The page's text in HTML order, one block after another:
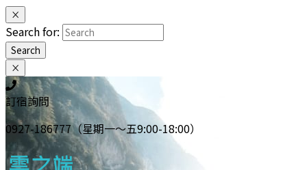
×
Search for:
Search
×
訂宿詢問
0927-186777（星期一～五9:00-18:00）